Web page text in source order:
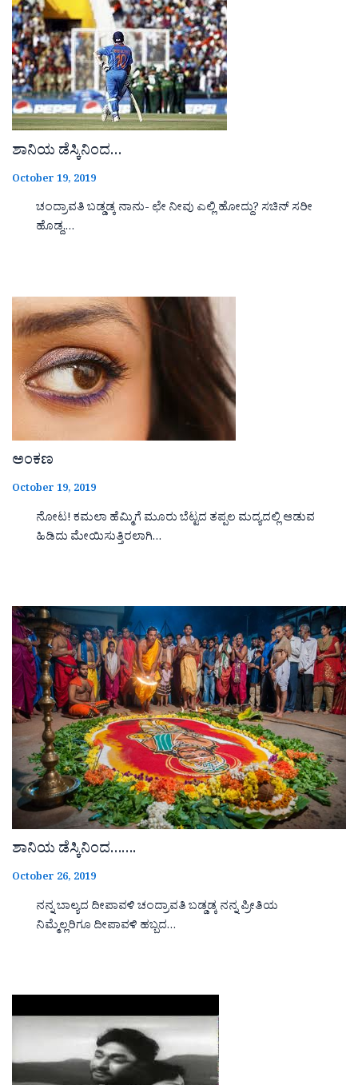
ಶಾನಿಯ ಡೆಸ್ಕಿನಿಂದ…
October 19, 2019
ಚಂದ್ರಾವತಿ ಬಡ್ಡಡ್ಕ ನಾನು- ಛೇ ನೀವು ಎಲ್ಲಿ ಹೋದ್ದು? ಸಚಿನ್ ಸರೀ
ಹೊಡ್ದ,…
ಅಂಕಣ
October 19, 2019
ನೋಟ! ಕಮಲಾ ಹೆಮ್ಮಿಗೆ ಮೂರು ಬೆಟ್ಟದ ತಪ್ಪಲ ಮದ್ಯದಲ್ಲಿ ಆಡುವ
ಹಿಡಿದು ಮೇಯಿಸುತ್ತಿರಲಾಗಿ…
ಶಾನಿಯ ಡೆಸ್ಕಿನಿಂದ…….
October 26, 2019
ನನ್ನ ಬಾಲ್ಯದ ದೀಪಾವಳಿ ಚಂದ್ರಾವತಿ ಬಡ್ಡಡ್ಕ ನನ್ನ ಪ್ರೀತಿಯ
ನಿಮ್ಮೆಲ್ಲರಿಗೂ ದೀಪಾವಳಿ ಹಬ್ಬದ…